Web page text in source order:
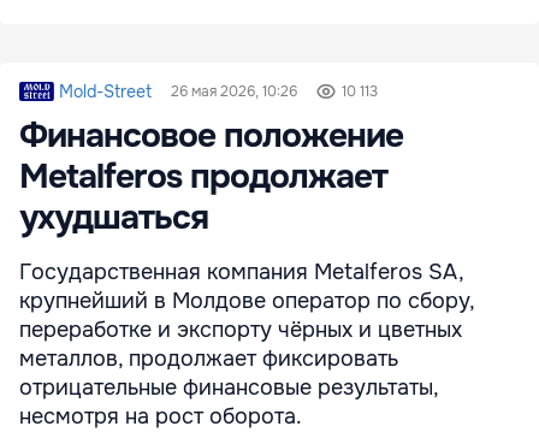
Mold-Street 26 мая 2026, 10:26 10 113
Финансовое положение
Metalferos продолжает
ухудшаться
Государственная компания Metalferos SA,
крупнейший в Молдове оператор по сбору,
переработке и экспорту чёрных и цветных
металлов, продолжает фиксировать
отрицательные финансовые результаты,
несмотря на рост оборота.